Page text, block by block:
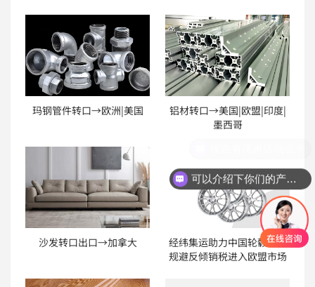
玛钢管件转口→欧洲|美国
铝材转口→美国|欧盟|印度|
墨西哥
沙发转口出口→加拿大
经纬集运助力中国轮毂出口
规避反倾销税进入欧盟市场
可以介绍下你们的产品么？